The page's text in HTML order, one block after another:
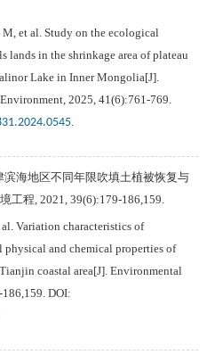
M, et al. Study on the ecological
lands in the shrinkage area of plateau
Lake in Inner Mongolia[J].
, 2025, 41(6):761-769.
.
滨海地区不同年限吹填土植被恢复与
工程, 2021, 39(6):179-186,159.
al. Variation characteristics of
and chemical properties of
coastal area[J]. Environmental
DOI: